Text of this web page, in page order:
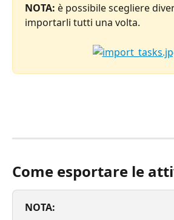
NOTA: è possibile scegliere
importarli tutti una volta.
Come esportare le
NOTA: